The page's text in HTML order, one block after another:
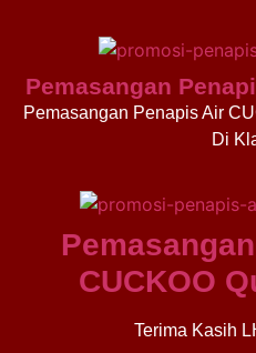
Pemasangan
Pemasangan Penapis Air
Di
CUCKOO
Terima Kasih